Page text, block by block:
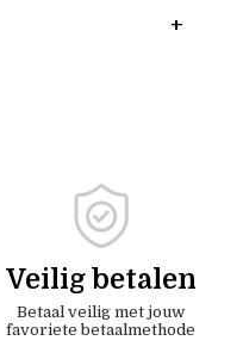
Veilig betalen
Betaal veilig met jouw
favoriete betaalmethode